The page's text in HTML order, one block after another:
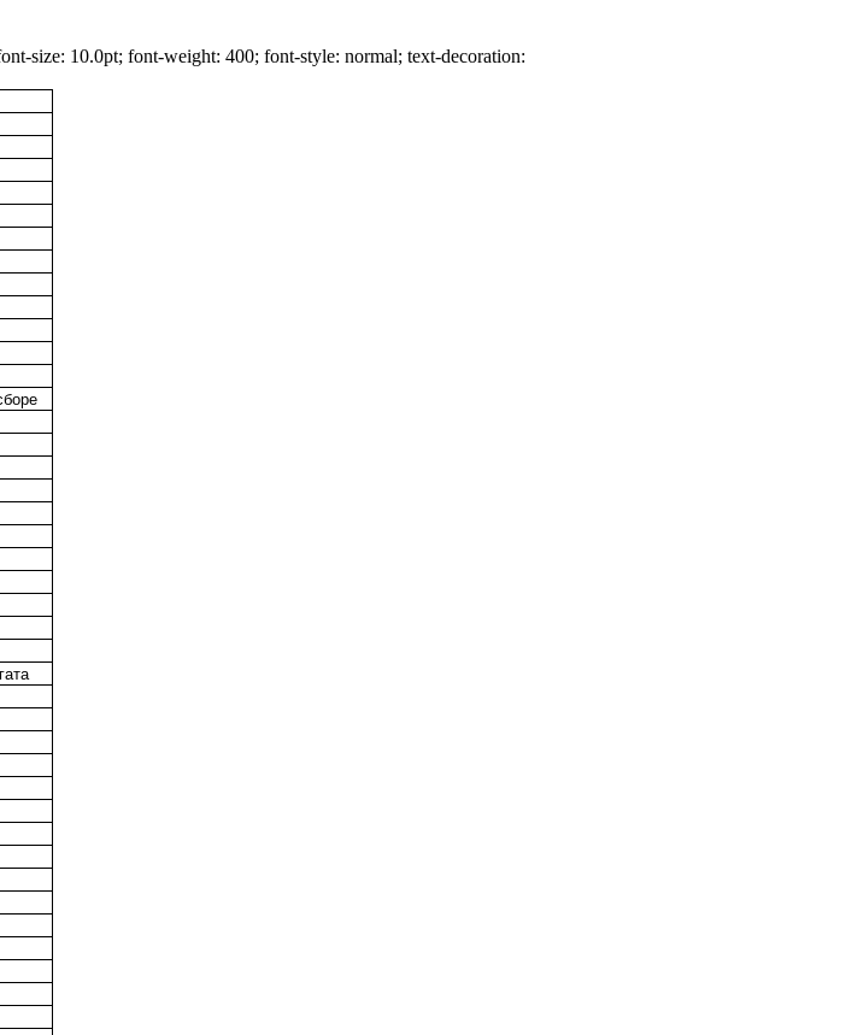
size: 10.0pt; font-weight: 400; font-style: normal; text-decoration: